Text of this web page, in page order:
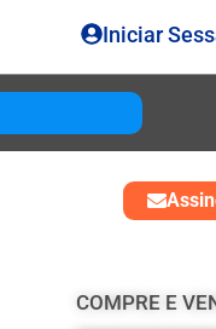
Iniciar
COMPRE E